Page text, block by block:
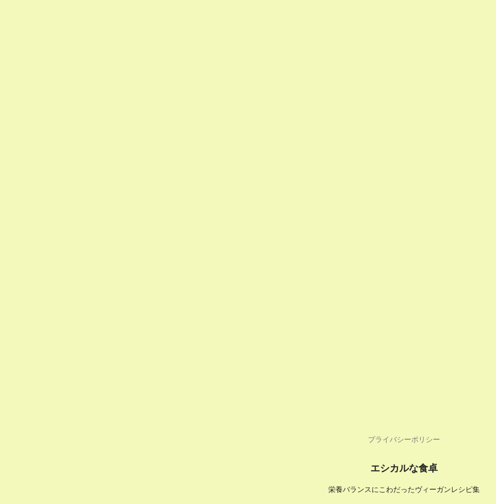
プライバシーポリシー
エシカルな食卓
栄養バランスにこわだったヴィーガンレシピ集